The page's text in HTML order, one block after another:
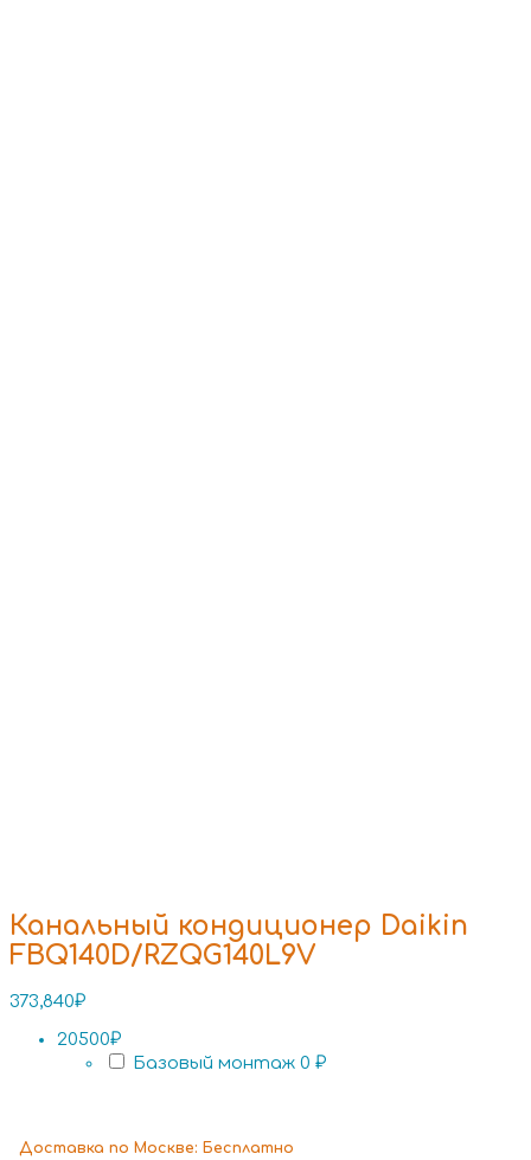
Канальный кондиционер Daikin
FBQ140D/RZQG140L9V
373,840₽
20500₽
Базовый монтаж 0 ₽
Доставка по Москве: Бесплатно